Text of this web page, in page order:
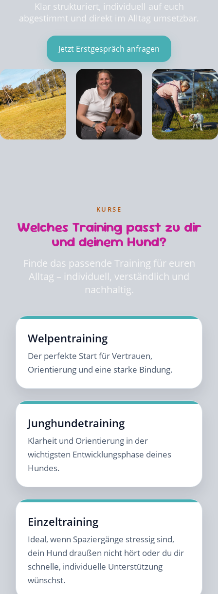
Klar strukturiert, individuell auf euch
abgestimmt und direkt im Alltag umsetzbar.
Jetzt Erstgespräch anfragen
KURSE
Welches Training passt zu dir
und deinem Hund?
Finde das passende Training für euren
Alltag – individuell, verständlich und
nachhaltig.
Welpentraining
Der perfekte Start für Vertrauen,
Orientierung und eine starke Bindung.
Junghundetraining
Klarheit und Orientierung in der
wichtigsten Entwicklungsphase deines
Hundes.
Einzeltraining
Ideal, wenn Spaziergänge stressig sind,
dein Hund draußen nicht hört oder du dir
schnelle, individuelle Unterstützung
wünschst.